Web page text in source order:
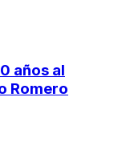
años al
Romero